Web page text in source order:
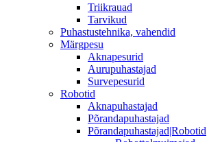
Triikrauad
Tarvikud
Puhastustehnika, vahendid
Märgpesu
Aknapesurid
Aurupuhastajad
Survepesurid
Robotid
Aknapuhastajad
Põrandapuhastajad
Põrandapuhastajad|Robotid